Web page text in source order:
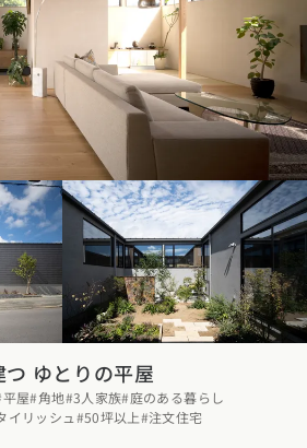
ゆとりの平屋
屋#角地#3人家族#庭のある暮らし
イリッシュ #50坪以上#注文住宅